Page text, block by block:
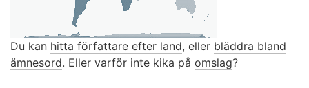
Du kan hitta författare efter land, eller bläddra bland
ämnesord. Eller varför inte kika på omslag?